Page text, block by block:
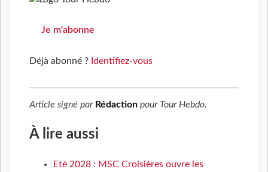
Je m'abonne
Déjà abonné ? Identifiez-vous
Article signé par Rédaction pour Tour Hebdo.
À lire aussi
Eté 2028 : MSC Croisières ouvre les